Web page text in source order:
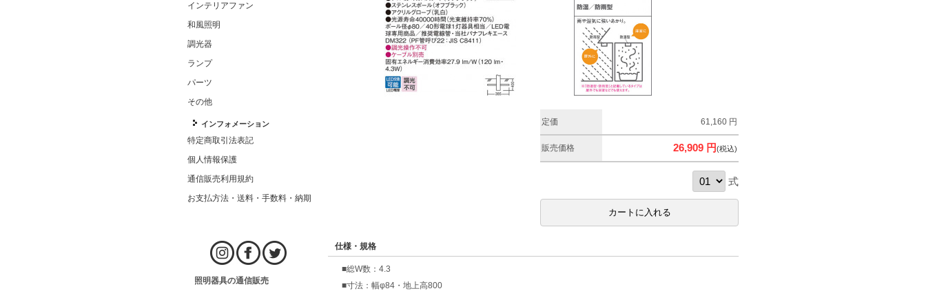
インテリアファン
和風照明
調光器
ランプ
パーツ
その他
インフォメーション
特定商取引法表記
個人情報保護
通信販売利用規約
お支払方法・送料・手数料・納期
照明器具の通信販売
定価 61,160 円
販売価格 26,909 円(税込)
式
仕様・規格
■総W数：4.3
■寸法：幅φ84・地上高800